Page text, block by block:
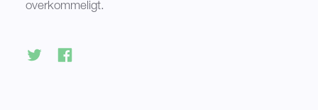
overkommeligt.